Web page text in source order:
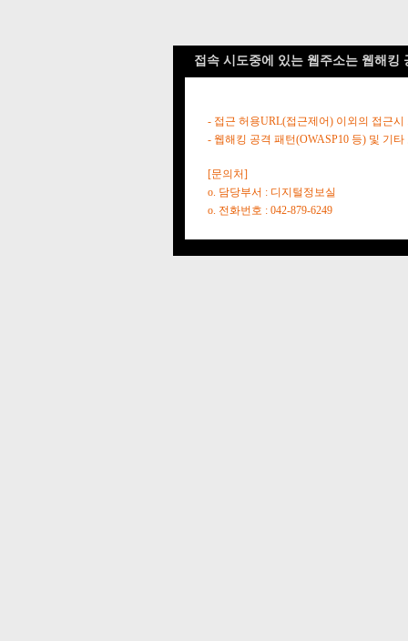
접속 시도중에 있는 웹주소는 웹해킹
- 접근 허용URL(접근제어) 이외의 접근시
- 웹해킹 공격 패턴(OWASP10 등) 및 기
[문의처]
o. 담당부서 : 디지털정보실
o. 전화번호 : 042-879-6249